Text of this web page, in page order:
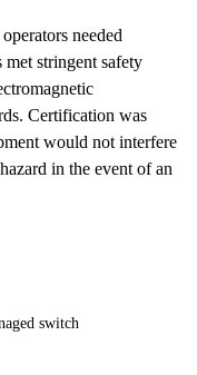
needed
met stringent safety
Certification was
would not interfere
in the event of an
switch